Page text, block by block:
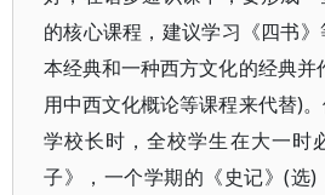
的核心课程，建议学习《四书
本经典和一种西方文化的经典并
用中西文化概论等课程来代替)
学校长时，全校学生在大一时
子》，一个学期的《史记》(选